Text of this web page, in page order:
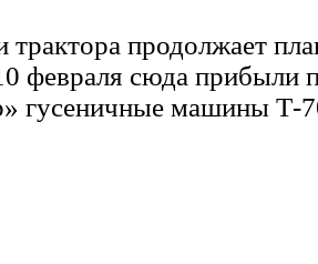
трактора продолжает
февраля сюда прибыли
гусеничные машины Т-